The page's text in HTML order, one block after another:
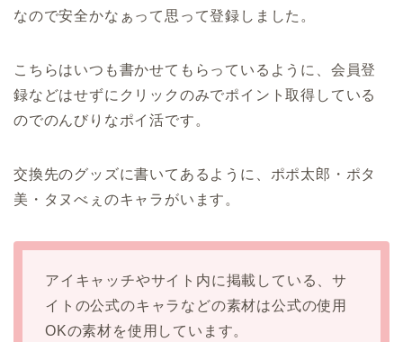
なので安全かなぁって思って登録しました。
こちらはいつも書かせてもらっているように、会員登
録などはせずにクリックのみでポイント取得している
のでのんびりなポイ活です。
交換先のグッズに書いてあるように、ポポ太郎・ポタ
美・タヌべぇのキャラがいます。
アイキャッチやサイト内に掲載している、サ
イトの公式のキャラなどの素材は公式の使用
OKの素材を使用しています。